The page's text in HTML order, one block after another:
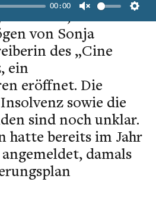
00:00
Unmute
mitteilt, wurde
von Sonja
des „Cine
ein
eröffnet. Die
sowie die
sind noch unklar.
hatte bereits im Jahr
damals